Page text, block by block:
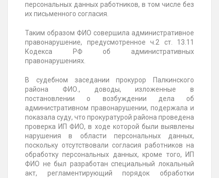
персональных данных работников, в том числе без
их письменного согласия.
Таким образом ФИО совершила административное
правонарушение, предусмотренное ч.2 ст. 13.11
Кодекса РФ об административных
правонарушениях.
В судебном заседании прокурор Палкинского
района ФИО., доводы, изложенные в
постановлении о возбуждении дела об
административном правонарушении, подержала и
показала суду, что прокуратурой района проведена
проверка ИП ФИО, в ходе которой были выявлены
нарушения в области персональных данных,
поскольку отсутствовали согласия работников на
обработку персональных данных, кроме того, ИП
ФИО не был разработан специальный локальный
акт, регламентирующий порядок обработки